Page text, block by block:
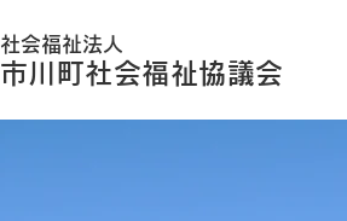
社会福祉法人
市川町社会福祉協議会